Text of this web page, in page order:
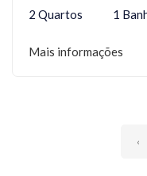
2 Quartos 1
Mais informações
‹